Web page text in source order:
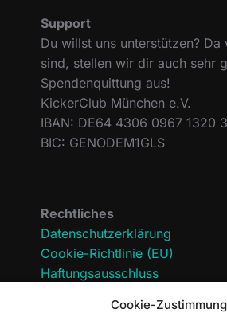
Cookie-
Support
Du willst uns unterstützen?
sind, stellen wir dir auch sehr
Spendenquittung aus!
KickerClub München e.V.
IBAN: DE64 4306 0967 1320
BIC: GENODEM1GLS
Rechtliches
Datenschutzerklärung
Cookie-Richtlinie (EU)
Haftungsausschluss